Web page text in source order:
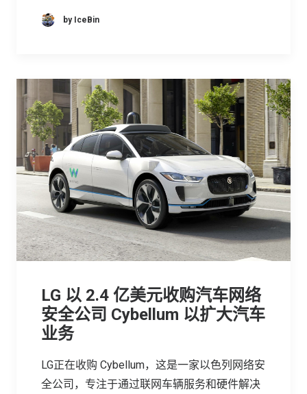
by IceBin
LG 以 2.4 亿美元收购汽车网络
安全公司 Cybellum 以扩大汽车
业务
LG正在收购 Cybellum，这是一家以色列网络安
全公司，专注于通过联网车辆服务和硬件解决